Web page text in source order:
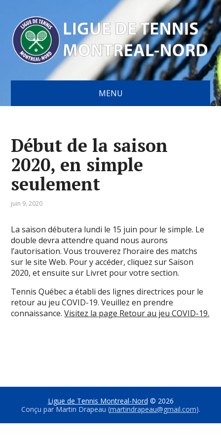
MENU
Début de la saison
2020, en simple
seulement
juin 9, 2020
La saison débutera lundi le 15 juin pour le simple. Le
double devra attendre quand nous aurons
l’autorisation. Vous trouverez l’horaire des matchs
sur le site Web. Pour y accéder, cliquez sur Saison
2020, et ensuite sur Livret pour votre section.
Tennis Québec a établi des lignes directrices pour le
retour au jeu COVID-19. Veuillez en prendre
connaissance.Visitez la page Retour au jeu COVID-19.
Ligue de Tennis Montreal-Nord © 2026
Conçu par Martin Drapeau (martindrapeau@gmail.com).